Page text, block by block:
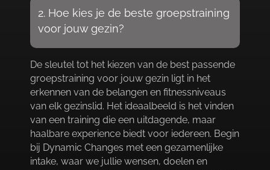
2.​ Hoe kies je de beste groepstraining
voor jouw gezin?
De sleutel tot het kiezen van de best passende
groepstraining voor jouw gezin ligt in het
erkennen van de belangen en fitnessniveaus
van elk gezinslid.​ Het ideaalbeeld is het vinden
van een training die een uitdagende, maar
haalbare experience biedt voor iedereen.​ Begin
bij Dynamic Changes met een gezamenlijke
intake, waar we jullie wensen, doelen en